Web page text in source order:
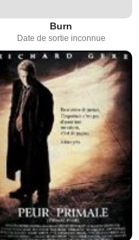
Burn
Date de sortie inconnue